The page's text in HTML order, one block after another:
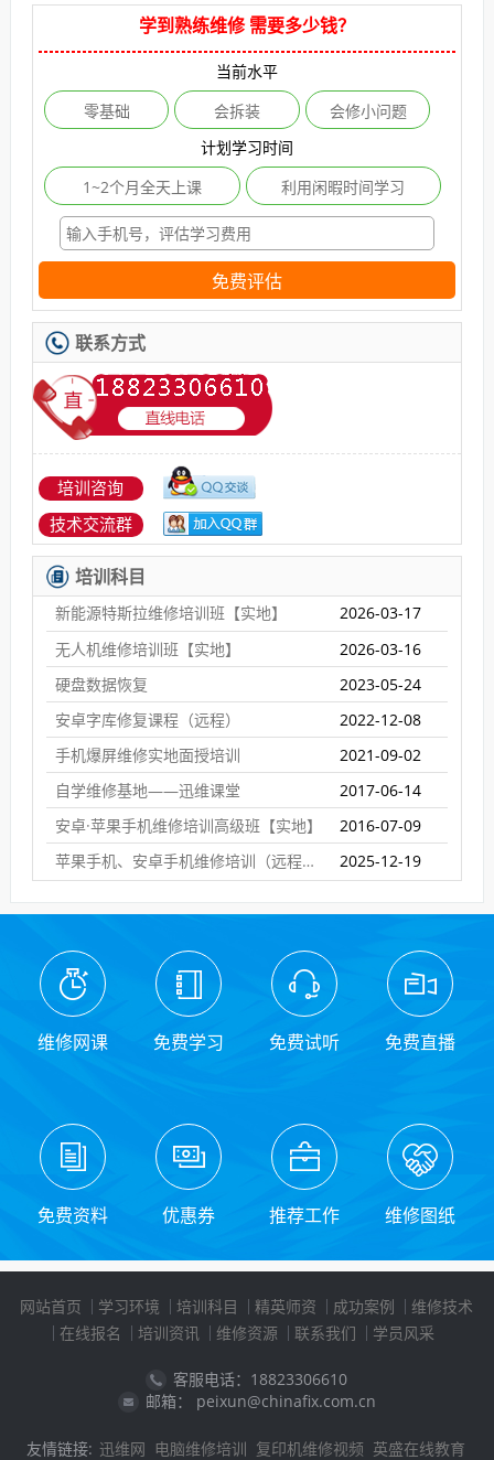
学到熟练维修 需要多少钱？
当前水平
零基础
会拆装
会修小问题
计划学习时间
1~2个月全天上课
利用闲暇时间学习
免费评估
联系方式
培训咨询
技术交流群
培训科目
新能源特斯拉维修培训班【实地】
2026-03-17
无人机维修培训班【实地】
2026-03-16
硬盘数据恢复
2023-05-24
安卓字库修复课程（远程）
2022-12-08
手机爆屏维修实地面授培训
2021-09-02
自学维修基地——迅维课堂
2017-06-14
安卓·苹果手机维修培训高级班【实地】
2016-07-09
苹果手机、安卓手机维修培训（远程网络班）
2025-12-19
维修网课 免费学习 免费试听 免费直播
免费资料 优惠券 推荐工作 维修图纸
网站首页 学习环境 培训科目 精英师资 成功案例
维修技术
在线报名
培训资讯 维修资源 联系我们 学员风采
客服电话：18823306610
邮箱： peixun@chinafix.com.cn
友情链接: 迅维网 电脑维修培训 复印机维修视频 英盛在线教育